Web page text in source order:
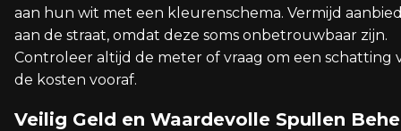
aan hun wit met een kleurenschema. Vermijd
aan de straat, omdat deze soms onbetrouwbaar zijn.
Controleer altijd de meter of vraag om een schatting
de kosten vooraf.
Veilig Geld en Waardevolle Spullen